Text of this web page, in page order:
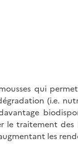
qui
(i.e.
le traitement
les